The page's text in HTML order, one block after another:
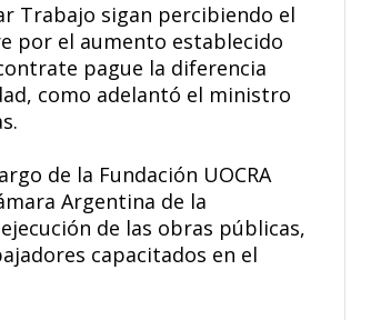
Trabajo sigan percibiendo el
por el aumento establecido
pague la diferencia
como adelantó el ministro
de la Fundación UOCRA
Argentina de la
de las obras públicas,
capacitados en el